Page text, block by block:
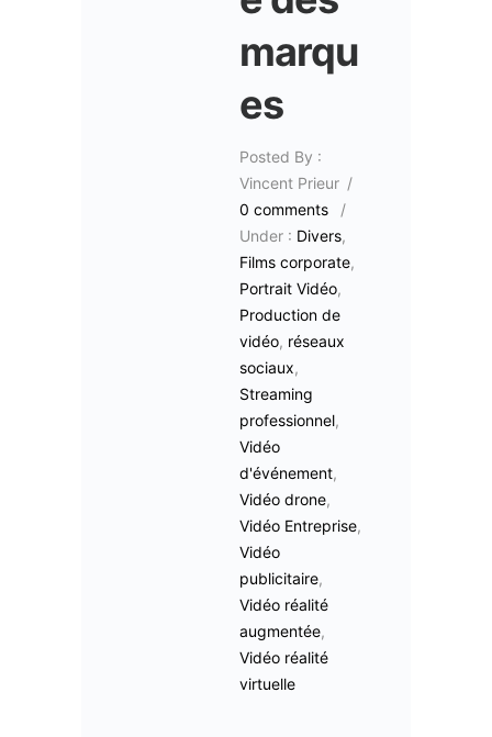
marqu
es
Posted By :
Vincent Prieur /
0 comments
/
Under : Divers,
Films corporate,
Portrait Vidéo,
Production de
vidéo, réseaux
sociaux,
Streaming
professionnel,
Vidéo
d'événement,
Vidéo drone,
Vidéo Entreprise,
Vidéo
publicitaire,
Vidéo réalité
augmentée,
Vidéo réalité
virtuelle